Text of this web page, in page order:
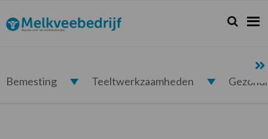
de
hoofdnavigatie
de
hoofd
de
eerste
de
voettekst
Melkveebedrijf.nl Zoeken...
Zoek
Bemesting Teeltwerkzaamheden